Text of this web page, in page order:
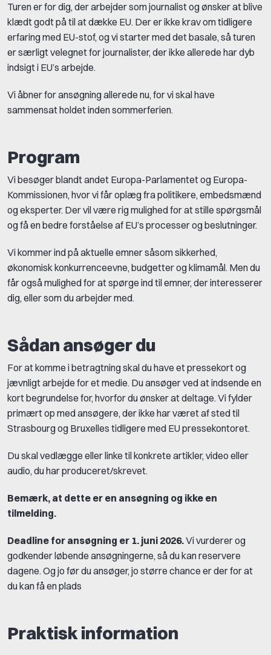
Turen er for dig, der arbejder som journalist og ønsker at blive
klædt godt på til at dække EU. Der er ikke krav om tidligere
erfaring med EU-stof, og vi starter med det basale, så turen
er særligt velegnet for journalister, der ikke allerede har dyb
indsigt i EU’s arbejde.
Vi åbner for ansøgning allerede nu, for vi skal have
sammensat holdet inden sommerferien.
Program
Vi besøger blandt andet Europa-Parlamentet og Europa-
Kommissionen, hvor vi får oplæg fra politikere, embedsmænd
og eksperter. Der vil være rig mulighed for at stille spørgsmål
og få en bedre forståelse af EU’s processer og beslutninger.
Vi kommer ind på aktuelle emner såsom sikkerhed,
økonomisk konkurrenceevne, budgetter og klimamål. Men du
får også mulighed for at spørge ind til emner, der interesserer
dig, eller som du arbejder med.
Sådan ansøger du
For at komme i betragtning skal du have et pressekort og
jævnligt arbejde for et medie. Du ansøger ved at indsende en
kort begrundelse for, hvorfor du ønsker at deltage. Vi fylder
primært op med ansøgere, der ikke har været af sted til
Strasbourg og Bruxelles tidligere med EU pressekontoret.
Du skal vedlægge eller linke til konkrete artikler, video eller
audio, du har produceret/skrevet.
Bemærk, at dette er en ansøgning og ikke en
tilmelding.
Deadline for ansøgning er 1. juni 2026.Vi vurderer og
godkender løbende ansøgningerne, så du kan reservere
dagene. Og jo før du ansøger, jo større chance er der for at
du kan få en plads
Praktisk information